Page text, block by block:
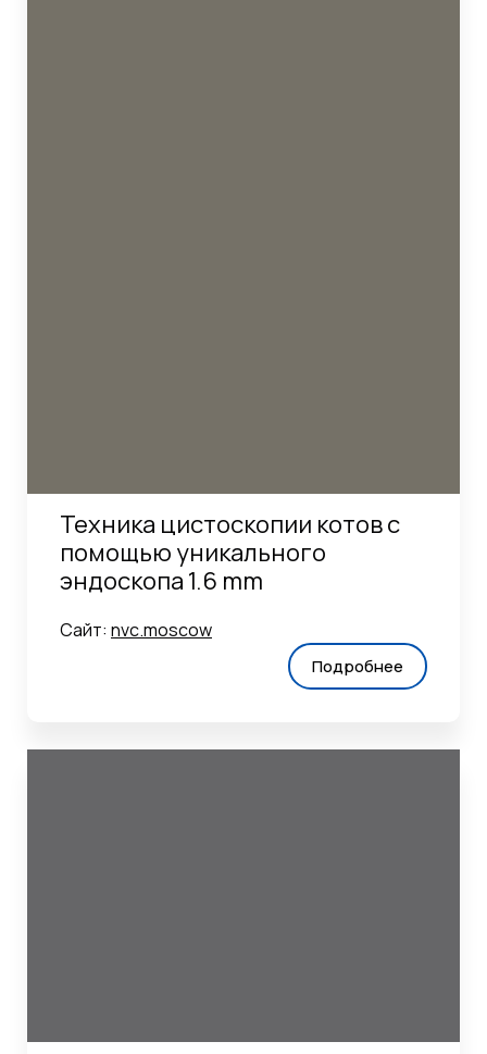
Техника цистоскопии котов с
помощью уникального
эндоскопа 1.6 mm
Сайт: nvc.moscow
Подробнее